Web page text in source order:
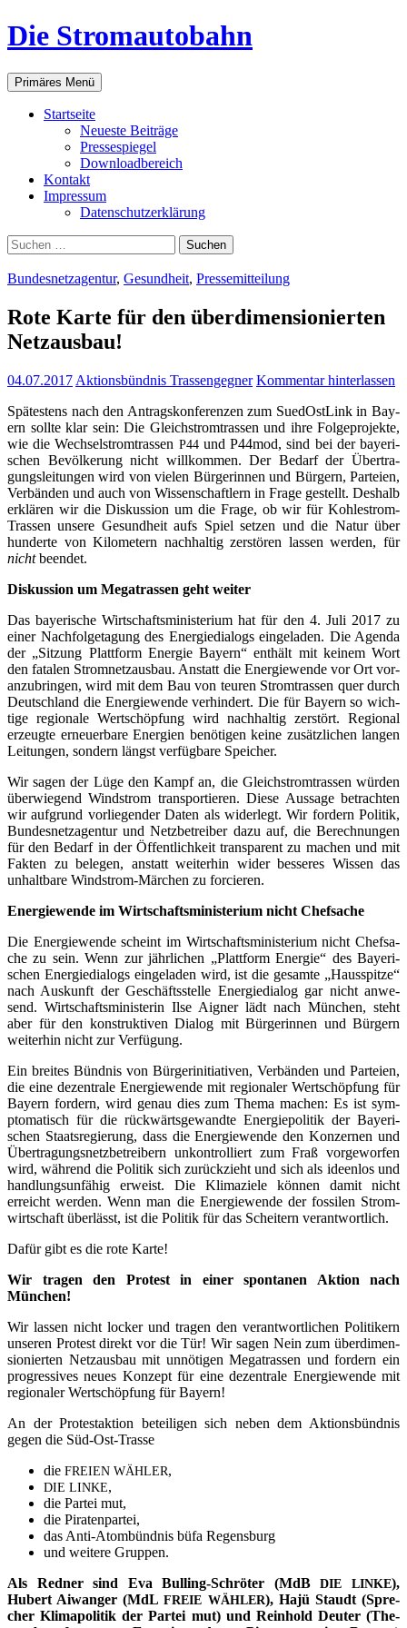
Zum
Inhalt
Die Stromautobahn
Suchen
Primäres Menü
Start­sei­te
Neu­es­te Beiträge
Pres­se­spie­gel
Down­load­be­reich
Kon­takt
Impres­sum
Daten­schutz­er­klä­rung
Suchen
nach:
Bundesnetzagentur, Gesundheit, Pressemitteilung
Rote Kar­te für den über­di­men­sio­nier­ten
Netzausbau!
04.07.2017 Aktionsbündnis Trassengegner Kommentar hinterlassen
Spä­tes­tens nach den Antrags­kon­fe­ren­zen zum Sued­Ost­Link in Bay­
ern soll­te klar sein: Die Gleich­strom­tras­sen und ihre Fol­ge­pro­jek­te,
wie die Wech­sel­strom­tras­sen P44und P44mod, sind bei der baye­ri­
schen Bevöl­ke­rung nicht will­kom­men. Der Bedarf der Über­tra­
gungs­lei­tun­gen wird von vie­len Bür­ge­rin­nen und Bür­gern, Par­tei­en,
Ver­bän­den und auch von Wis­sen­schaft­lern in Fra­ge gestellt. Des­halb
erklä­ren wir die Dis­kus­si­on um die Fra­ge, ob wir für Koh­lestrom-
Tras­sen unse­re Gesund­heit aufs Spiel set­zen und die Natur über
hun­der­te von Kilo­me­tern nach­hal­tig zer­stö­ren las­sen wer­den, für
nichtbeendet.
Dis­kus­si­on um Mega­tras­sen geht weiter
Das baye­ri­sche Wirt­schafts­mi­nis­te­ri­um hat für den 4. Juli 2017 zu
einer Nach­fol­ge­ta­gung des Ener­gie­dia­logs ein­ge­la­den. Die Agen­da
der „Sit­zung Platt­form Ener­gie Bay­ern“ ent­hält mit kei­nem Wort
den fata­len Strom­netz­aus­bau. Anstatt die Ener­gie­wen­de vor Ort vor­
an­zu­brin­gen, wird mit dem Bau von teu­ren Strom­tras­sen quer durch
Deutsch­land die Ener­gie­wen­de ver­hin­dert. Die für Bay­ern so wich­
ti­ge regio­na­le Wert­schöp­fung wird nach­hal­tig zer­stört. Regio­nal
erzeug­te erneu­er­ba­re Ener­gien benö­ti­gen kei­ne zusätz­li­chen lan­gen
Lei­tun­gen, son­dern längst ver­füg­ba­re Speicher.
Wir sagen der Lüge den Kampf an, die Gleich­strom­tras­sen wür­den
über­wie­gend Wind­strom trans­por­tie­ren. Die­se Aus­sa­ge betrach­ten
wir auf­grund vor­lie­gen­der Daten als wider­legt. Wir for­dern Poli­tik,
Bun­des­netz­agen­tur und Netz­be­trei­ber dazu auf, die Berech­nun­gen
für den Bedarf in der Öffent­lich­keit trans­pa­rent zu machen und mit
Fak­ten zu bele­gen, anstatt wei­ter­hin wider bes­se­res Wis­sen das
unhalt­ba­re Wind­strom-Mär­chen zu forcieren.
Ener­gie­wen­de im Wirt­schafts­mi­nis­te­ri­um nicht Chefsache
Die Ener­gie­wen­de scheint im Wirt­schafts­mi­nis­te­ri­um nicht Chef­sa­
che zu sein. Wenn zur jähr­li­chen „Platt­form Ener­gie“ des Baye­ri­
schen Ener­gie­dia­logs ein­ge­la­den wird, ist die gesam­te „Haus­spit­ze“
nach Aus­kunft der Geschäfts­stel­le Ener­gie­dia­log gar nicht anwe­
send. Wirt­schafts­mi­nis­te­rin Ilse Aigner lädt nach Mün­chen, steht
aber für den kon­struk­ti­ven Dia­log mit Bür­ge­rin­nen und Bür­gern
wei­ter­hin nicht zur Verfügung.
Ein brei­tes Bünd­nis von Bür­ger­initia­ti­ven, Ver­bän­den und Par­tei­en,
die eine dezen­tra­le Ener­gie­wen­de mit regio­na­ler Wert­schöp­fung für
Bay­ern for­dern, wird genau dies zum The­ma machen: Es ist sym­
pto­ma­tisch für die rück­wärts­ge­wand­te Ener­gie­po­li­tik der Baye­ri­
schen Staats­re­gie­rung, dass die Ener­gie­wen­de den Kon­zer­nen und
Über­tra­gungs­netz­be­trei­bern unkon­trol­liert zum Fraß vor­ge­wor­fen
wird, wäh­rend die Poli­tik sich zurück­zieht und sich als ideen­los und
hand­lungs­un­fä­hig erweist. Die Kli­ma­zie­le kön­nen damit nicht
erreicht wer­den. Wenn man die Ener­gie­wen­de der fos­si­len Strom­
wirt­schaft über­lässt, ist die Poli­tik für das Schei­tern verantwortlich.
Dafür gibt es die rote Karte!
Wir tra­gen den Pro­test in einer spon­ta­nen Akti­on nach
München!
Wir las­sen nicht locker und tra­gen den ver­ant­wort­li­chen Poli­ti­kern
unse­ren Pro­test direkt vor die Tür! Wir sagen Nein zum über­di­men­
sio­nier­ten Netz­aus­bau mit unnö­ti­gen Mega­tras­sen und for­dern ein
pro­gres­si­ves neu­es Kon­zept für eine dezen­tra­le Ener­gie­wen­de mit
regio­na­ler Wert­schöp­fung für Bayern!
An der Pro­test­ak­ti­on betei­li­gen sich neben dem Akti­ons­bünd­nis
gegen die Süd-Ost-Trasse
die FREIEN WÄHLER,
DIE LINKE,
die Par­tei mut,
die Pira­ten­par­tei,
das Anti-Atom­bünd­nis büfa Regensburg
und wei­te­re Gruppen.
Als Red­ner sind Eva Bul­ling-Schrö­ter (MdBDIE LINKE),
Hubert Aiwan­ger (MdLFREIE WÄHLER), Hajü Staudt (Spre­
cher Kli­ma­po­li­tik der Par­tei mut) und Rein­hold Deu­ter (The­